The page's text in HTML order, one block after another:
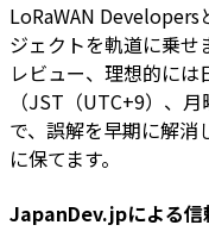
LoRaWAN
ジェクトを軌道に乗せ
レビュー、理想的に
（JST（UTC+9）、
で、誤解を早期に解消
に保てます。
JapanDev.jpによる信